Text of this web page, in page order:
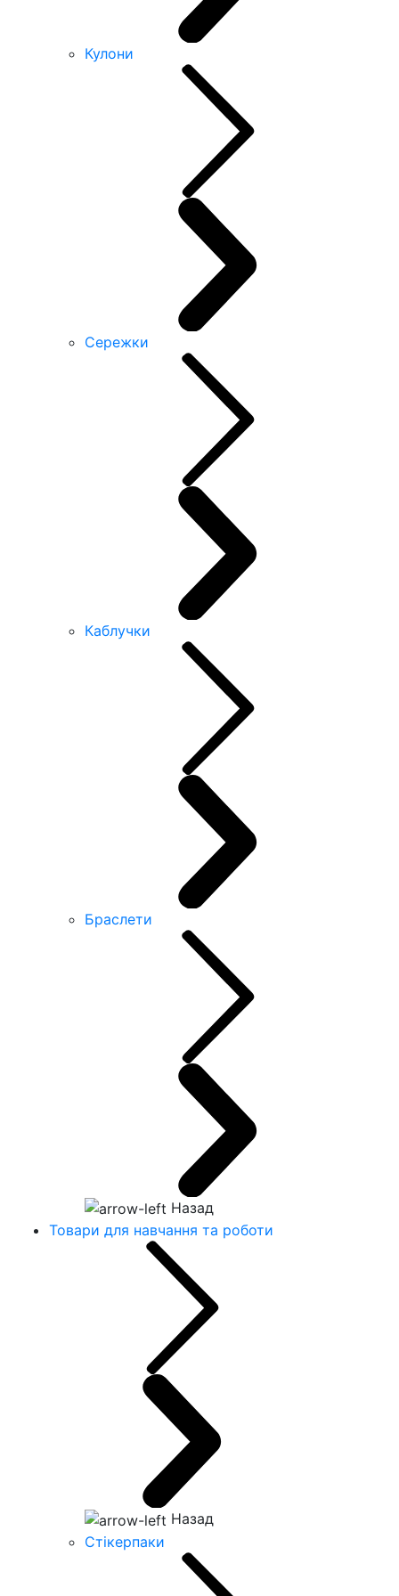
Кулони
Сережки
Каблучки
Браслети
Назад
Товари для навчання та роботи
Назад
Стікерпаки